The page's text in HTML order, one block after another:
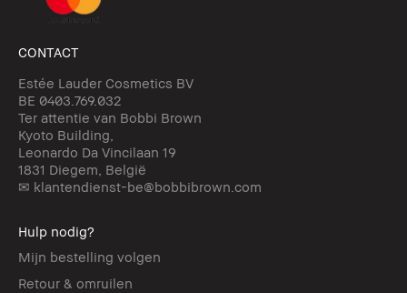
CONTACT
Estée Lauder Cosmetics BV
BE 0403.769.032
Ter attentie van Bobbi Brown
Kyoto Building,
Leonardo Da Vincilaan 19
1831 Diegem, België
✉ klantendienst-be@bobbibrown.com
Hulp nodig?
Mijn bestelling volgen
Retour & omruilen